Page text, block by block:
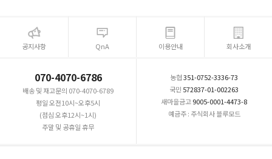
공지사항 QnA 이용안내 회사소개
070-4070-6786
배송 및 재고문의 070-4070-6789
평일 오전10시~오후5시
(점심 오후12시~1시)
주말 및 공휴일 휴무
농협351-0752-3336-73
국민 572837-01-002263
새마을금고9005-0001-4473-8
예금주 : 주식회사 블루모드